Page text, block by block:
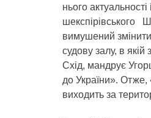
нього
шекспірівського
вимушений
судову залу, в
Схід, мандрує
до України». Отже,
виходить за